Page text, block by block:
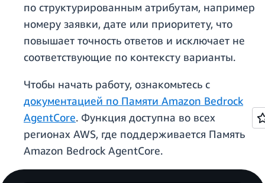
по структурированным атрибутам, например
номеру заявки, дате или приоритету, что
повышает точность ответов и исключает не
соответствующие по контексту варианты.
Чтобы начать работу, ознакомьтесь с
документацией по Памяти Amazon Bedrock
AgentCore. Функция доступна во всех
регионах AWS, где поддерживается Память
Amazon Bedrock AgentCore.